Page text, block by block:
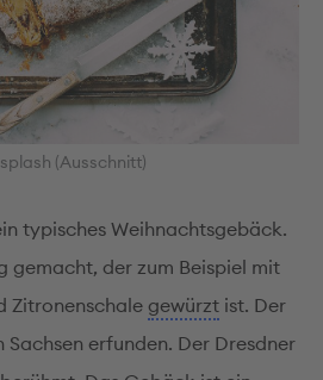
(Ausschnitt)
typisches Weihnachtsgebäck.
gemacht, der zum Beispiel mit
Zitronenschale gewürzt ist. Der
erfunden. Der Dresdner